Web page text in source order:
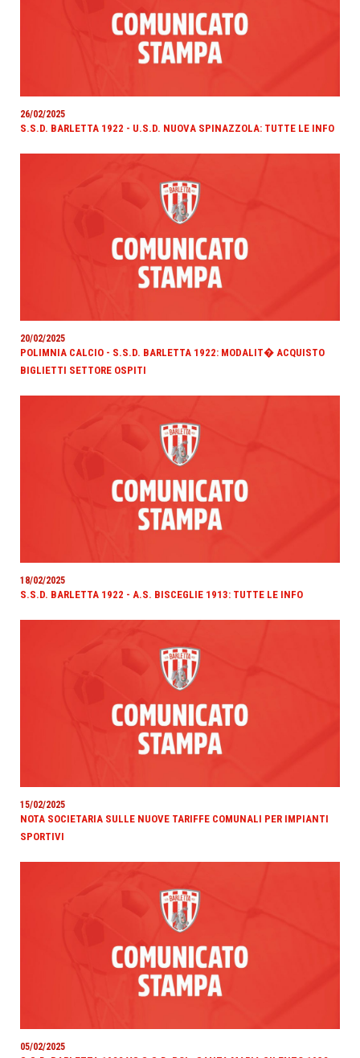
26/02/2025
S.S.D. BARLETTA 1922 - U.S.D. NUOVA SPINAZZOLA: TUTTE LE INFO
20/02/2025
POLIMNIA CALCIO - S.S.D. BARLETTA 1922: MODALIT� ACQUISTO
BIGLIETTI SETTORE OSPITI
18/02/2025
S.S.D. BARLETTA 1922 - A.S. BISCEGLIE 1913: TUTTE LE INFO
15/02/2025
NOTA SOCIETARIA SULLE NUOVE TARIFFE COMUNALI PER IMPIANTI
SPORTIVI
05/02/2025